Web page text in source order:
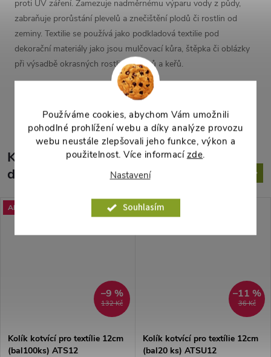
Používáme cookies, abychom Vám umožnili
pohodlné prohlížení webu a díky analýze provozu
webu neustále zlepšovali jeho funkce, výkon a
použitelnost. Více informací zde.
Nastavení
Souhlasím
proti UV záření. Zamezuje nadměrnému výparu vody z půdy,
zabraňuje prorůstání plevelů a znečištění plodů či rostlin od
zeminy. Textilie se používá jako podkladová textilie pod
dekorační materiály jako jsou mulčovací kůra, štěpka či oblázky
při výsadbě okrasných rostlin, stromů a keřů.
K tomuto produktu
doporučujeme ještě dokoupit
Akce
132 Kč
–9 %
Kolík kotvící pro textílie 12cm
(bal100ks) ATS12
Akce
36 Kč
–11 %
Kolík kotvící pro textílie 12cm
(bal20 ks) ATSU12